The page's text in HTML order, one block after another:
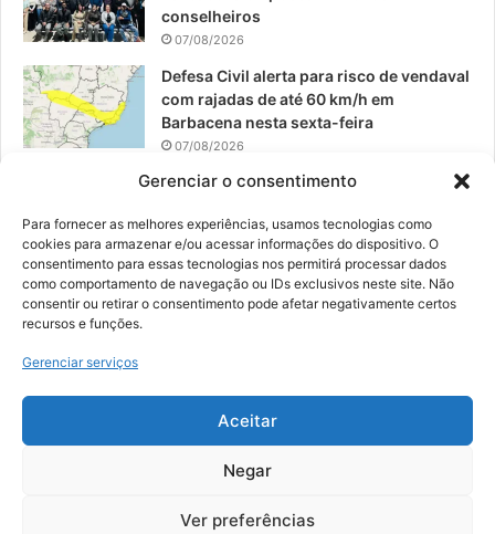
Gerenciar o consentimento
Para fornecer as melhores experiências, usamos tecnologias como
cookies para armazenar e/ou acessar informações do dispositivo. O
consentimento para essas tecnologias nos permitirá processar dados
como comportamento de navegação ou IDs exclusivos neste site. Não
consentir ou retirar o consentimento pode afetar negativamente certos
recursos e funções.
Gerenciar serviços
Aceitar
Negar
Ver preferências
conselheiros
07/08/2026
Defesa Civil alerta para risco de vendaval
com rajadas de até 60 km/h em
Barbacena nesta sexta-feira
07/08/2026
EPCAR tem a melhor nota do IDEB no
06/08/2026
© 2026, Todos os direitos reservados | Desenvolvido por:
Digital Business| Hospedado por:NP Publicidade
Fale Conosco
Sobre Nós
Política de Segurança e Privacidade
Facebook
YouTubeInstagram